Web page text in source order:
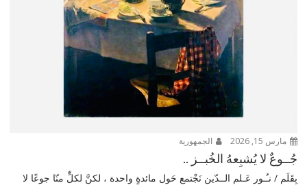
مارس 15, 2026 الجمهورية
جُــوعٌ لا يُشبِعهُ الخُبــز ..
بِقَلَم / نـُـور عَـلم الــدّين نَجْتمع حَول مائدةٍ واحدة ، لكنَّ لكلٍّ منّا جوعًا لا